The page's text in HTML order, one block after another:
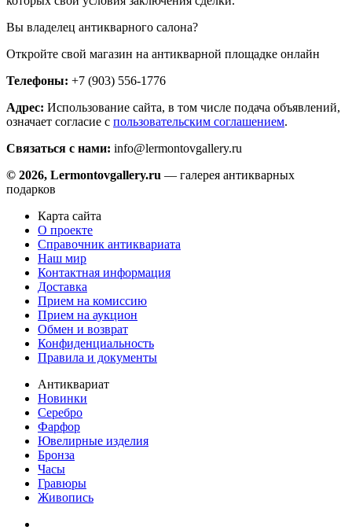
Вы владелец антикварного салона?
Откройте свой магазин на антикварной площадке онлайн
Телефоны: +7 (903) 556-1776
Адрес: Использование сайта, в том числе подача объявлений,
означает согласие с пользовательским соглашением.
Связаться с нами: info@lermontovgallery.ru
© 2026, Lermontovgallery.ru — галерея антикварных
подарков
Карта сайта
О проекте
Справочник антиквариата
Наш мир
Контактная информация
Доставка
Прием на комиссию
Прием на аукцион
Обмен и возврат
Конфиденциальность
Правила и документы
Антиквариат
Новинки
Серебро
Фарфор
Ювелирные изделия
Бронза
Часы
Гравюры
Живопись